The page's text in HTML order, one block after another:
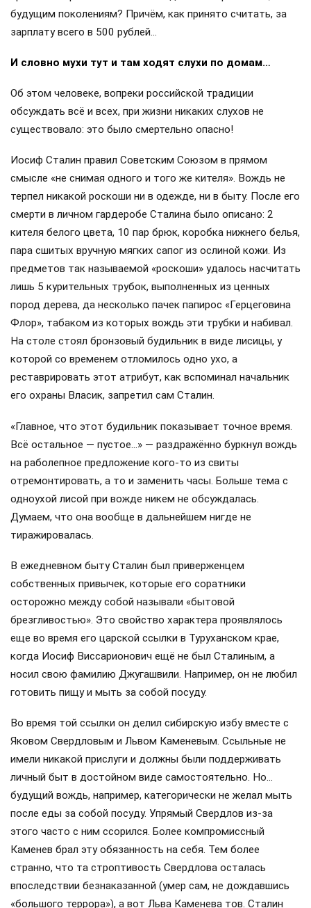
будущим поколениям? Причём, как принято считать, за
зарплату всего в 500 рублей…
И словно мухи тут и там ходят слухи по домам…
Об этом человеке, вопреки российской традиции
обсуждать всё и всех, при жизни никаких слухов не
существовало: это было смертельно опасно!
Иосиф Сталин правил Советским Союзом в прямом
смысле «не снимая одного и того же кителя». Вождь не
терпел никакой роскоши ни в одежде, ни в быту. После его
смерти в личном гардеробе Сталина было описано: 2
кителя белого цвета, 10 пар брюк, коробка нижнего белья,
пара сшитых вручную мягких сапог из ослиной кожи. Из
предметов так называемой «роскоши» удалось насчитать
лишь 5 курительных трубок, выполненных из ценных
пород дерева, да несколько пачек папирос «Герцеговина
Флор», табаком из которых вождь эти трубки и набивал.
На столе стоял бронзовый будильник в виде лисицы, у
которой со временем отломилось одно ухо, а
реставрировать этот атрибут, как вспоминал начальник
его охраны Власик, запретил сам Сталин.
«Главное, что этот будильник показывает точное время.
Всё остальное — пустое…» — раздражённо буркнул вождь
на раболепное предложение кого-то из свиты
отремонтировать, а то и заменить часы. Больше тема с
одноухой лисой при вожде никем не обсуждалась.
Думаем, что она вообще в дальнейшем нигде не
тиражировалась.
В ежедневном быту Сталин был приверженцем
собственных привычек, которые его соратники
осторожно между собой называли «бытовой
брезгливостью». Это свойство характера проявлялось
еще во время его царской ссылки в Туруханском крае,
когда Иосиф Виссарионович ещё не был Сталиным, а
носил свою фамилию Джугашвили. Например, он не любил
готовить пищу и мыть за собой посуду.
Во время той ссылки он делил сибирскую избу вместе с
Яковом Свердловым и Львом Каменевым. Ссыльные не
имели никакой прислуги и должны были поддерживать
личный быт в достойном виде самостоятельно. Но…
будущий вождь, например, категорически не желал мыть
после еды за собой посуду. Упрямый Свердлов из-за
этого часто с ним ссорился. Более компромиссный
Каменев брал эту обязанность на себя. Тем более
странно, что та строптивость Свердлова осталась
впоследствии безнаказанной (умер сам, не дождавшись
«большого террора»), а вот Льва Каменева тов. Сталин